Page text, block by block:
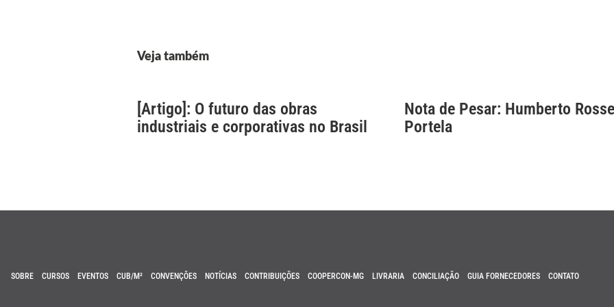
Veja também
[Artigo]: O futuro das obras
industriais e corporativas no Brasil
Nota de Pesar: Humberto
Portela
SOBRE CURSOS EVENTOS CUB/M² CONVENÇÕES NOTÍCIAS CONTRIBUIÇÕES COOPERCON-MG LIVRARIA CONCILIAÇÃO GUIA FORNECEDORES CONTATO